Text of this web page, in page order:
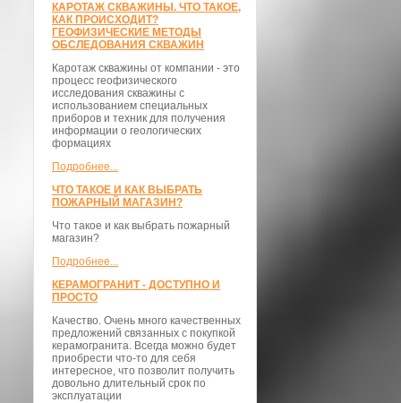
КАРОТАЖ СКВАЖИНЫ. ЧТО ТАКОЕ,
КАК ПРОИСХОДИТ?
ГЕОФИЗИЧЕСКИЕ МЕТОДЫ
ОБСЛЕДОВАНИЯ СКВАЖИН
Каротаж скважины от компании - это
процесс геофизического
исследования скважины с
использованием специальных
приборов и техник для получения
информации о геологических
формациях
Подробнее...
ЧТО ТАКОЕ И КАК ВЫБРАТЬ
ПОЖАРНЫЙ МАГАЗИН?
Что такое и как выбрать пожарный
магазин?
Подробнее...
КЕРАМОГРАНИТ - ДОСТУПНО И
ПРОСТО
Качество. Очень много качественных
предложений связанных с покупкой
керамогранита. Всегда можно будет
приобрести что-то для себя
интересное, что позволит получить
довольно длительный срок по
эксплуатации